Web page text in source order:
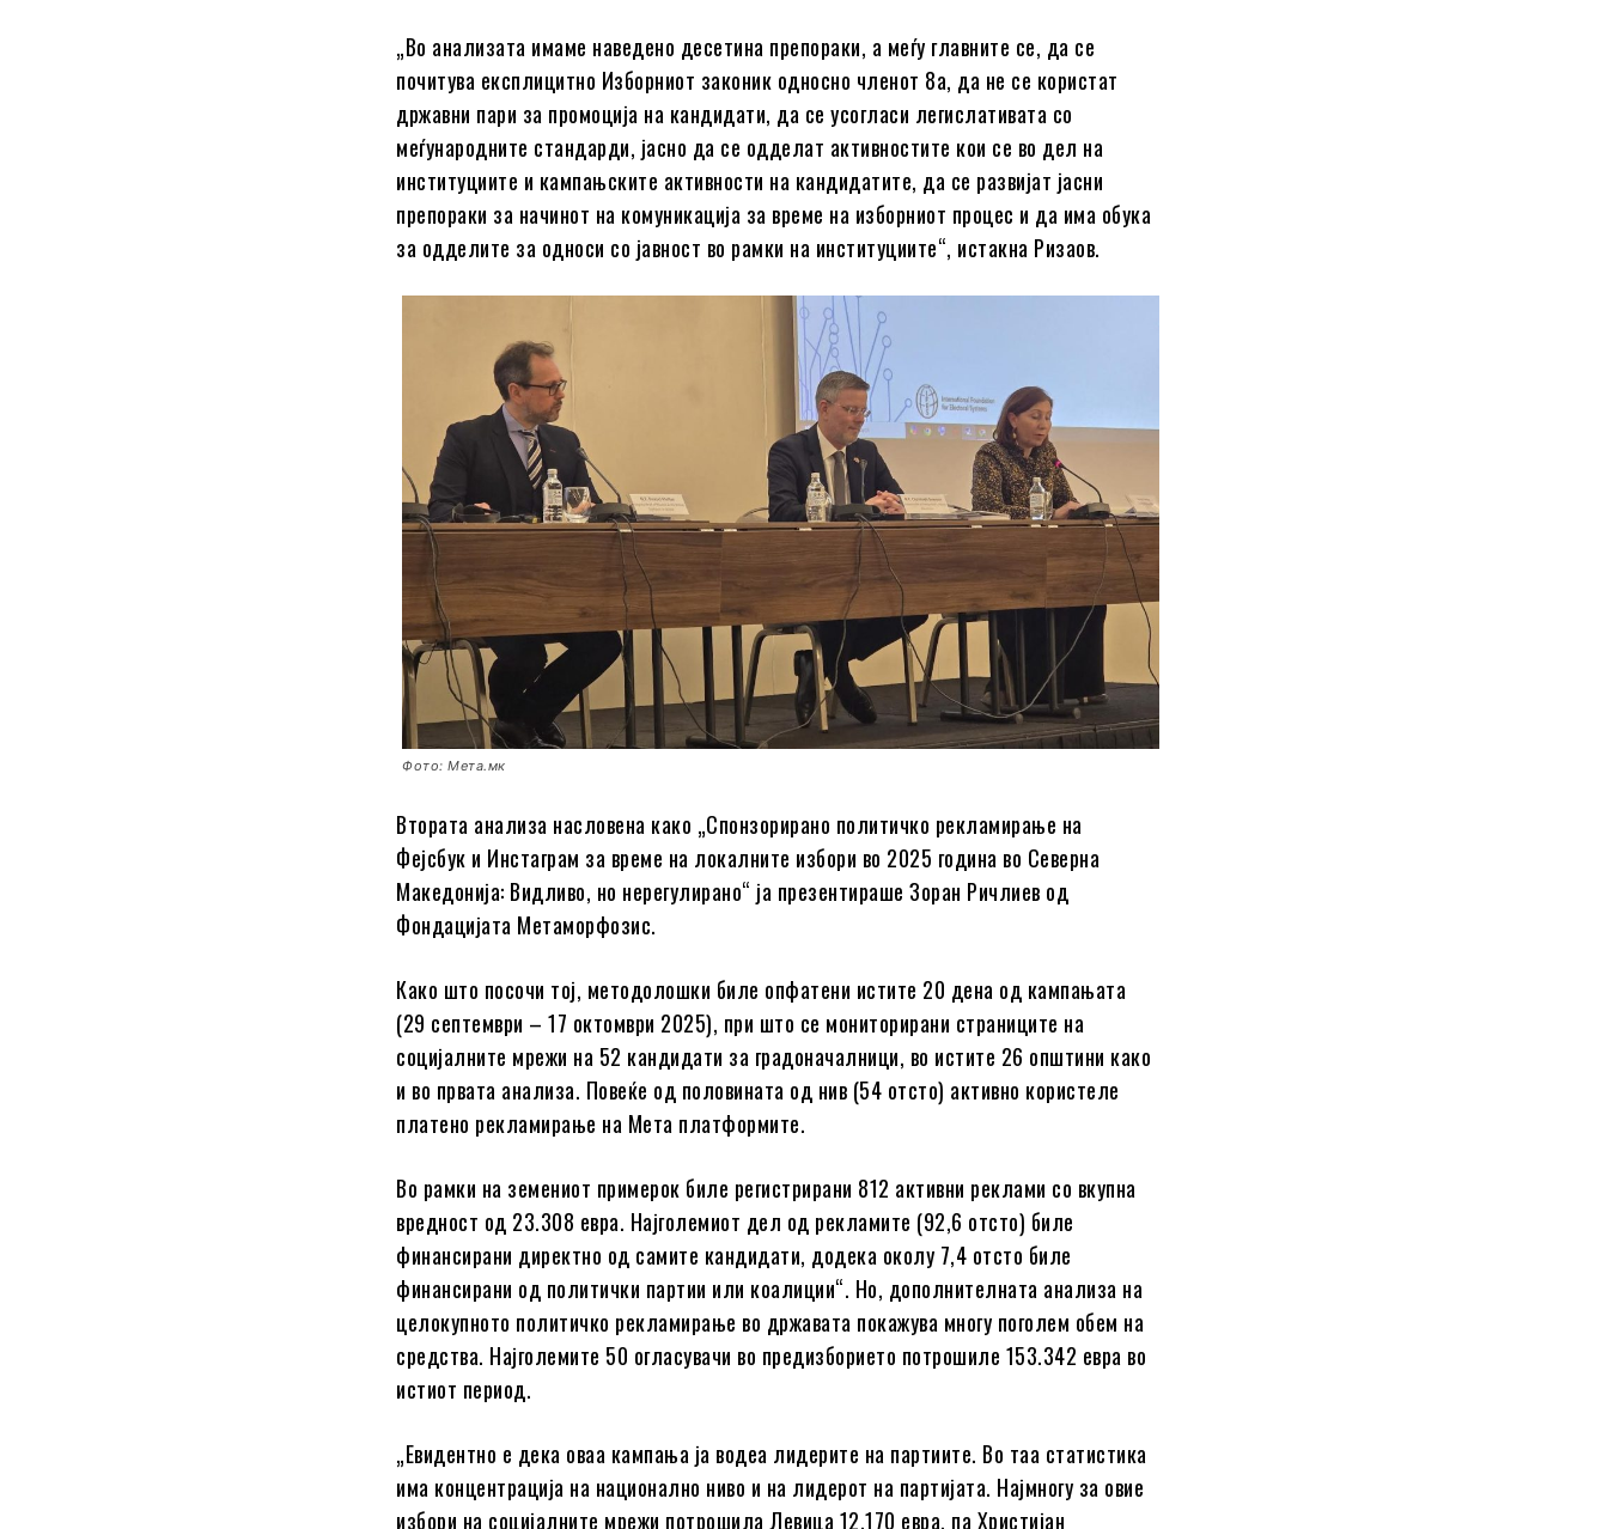
„Во анализата имаме наведено десетина препораки, а меѓу главните се, да се
почитува експлицитно Изборниот законик односно членот 8а, да не се користат
државни пари за промоција на кандидати, да се усогласи легислативата со
меѓународните стандарди, јасно да се одделат активностите кои се во дел на
институциите и кампањските активности на кандидатите, да се развијат јасни
препораки за начинот на комуникација за време на изборниот процес и да има обука
за одделите за односи со јавност во рамки на институциите“, истакна Ризаов.
Фото: Мета.мк
Втората анализа насловена како „Спонзорирано политичко рекламирање на
Фејсбук и Инстаграм за време на локалните избори во 2025 година во Северна
Македонија: Видливо, но нерегулирано“ ја презентираше Зоран Ричлиев од
Фондацијата Метаморфозис.
Како што посочи тој, методолошки биле опфатени истите 20 дена од кампањата
(29 септември – 17 октомври 2025), при што се мониторирани страниците на
социјалните мрежи на 52 кандидати за градоначалници, во истите 26 општини како
и во првата анализа. Повеќе од половината од нив (54 отсто) активно користеле
платено рекламирање на Мета платформите.
Во рамки на земениот примерок биле регистрирани 812 активни реклами со вкупна
вредност од 23.308 евра. Најголемиот дел од рекламите (92,6 отсто) биле
финансирани директно од самите кандидати, додека околу 7,4 отсто биле
финансирани од политички партии или коалиции“. Но, дополнителната анализа на
целокупното политичко рекламирање во државата покажува многу поголем обем на
средства. Најголемите 50 огласувачи во предизборието потрошиле 153.342 евра во
истиот период.
„Евидентно е дека оваа кампања ја водеа лидерите на партиите. Во таа статистика
има концентрација на национално ниво и на лидерот на партијата. Најмногу за овие
избори на социјалните мрежи потрошила Левица 12.170 евра, па Христијан